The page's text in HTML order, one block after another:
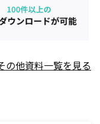
の他資料一覧を見る